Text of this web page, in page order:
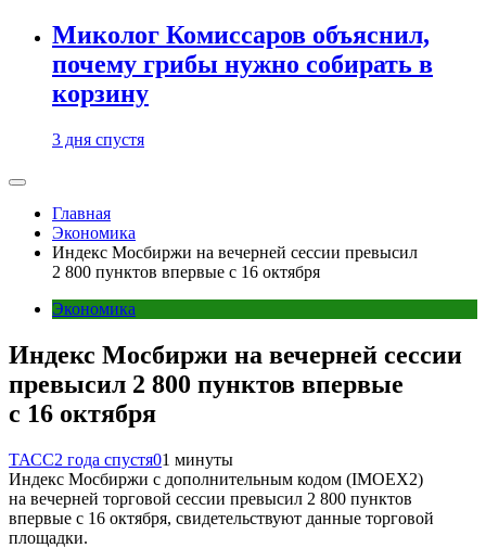
Миколог Комиссаров объяснил,
почему грибы нужно собирать в
корзину
3 дня спустя
Главная
Экономика
Индекс Мосбиржи на вечерней сессии превысил
2 800 пунктов впервые с 16 октября
Экономика
Индекс Мосбиржи на вечерней сессии
превысил 2 800 пунктов впервые
с 16 октября
ТАСС2 года спустя01 минуты
Индекс Мосбиржи с дополнительным кодом (IMOEX2)
на вечерней торговой сессии превысил 2 800 пунктов
впервые с 16 октября, свидетельствуют данные торговой
площадки.